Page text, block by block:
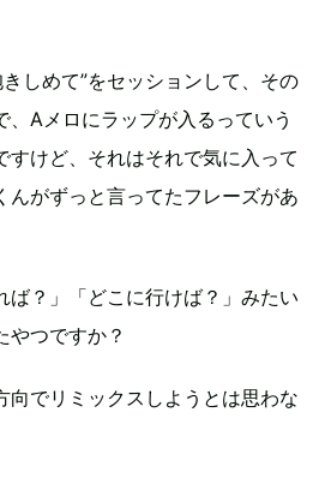
きしめて”をセッションして、その
、Aメロにラップが入るっていう
すけど、それはそれで気に入って
んがずっと言ってたフレーズがあ
ば？」「どこに行けば？」みたい
やつですか？
向でリミックスしようとは思わな